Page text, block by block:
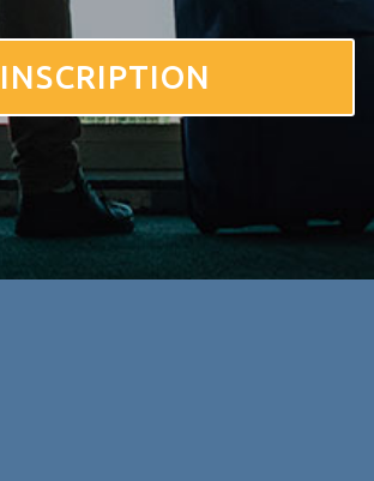
INSCRIPTION